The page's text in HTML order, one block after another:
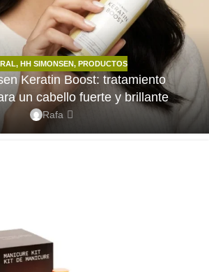
, HH SIMONSEN, PRODUCTOS
Keratin Boost: tratamiento
un cabello fuerte y brillante
Rafa